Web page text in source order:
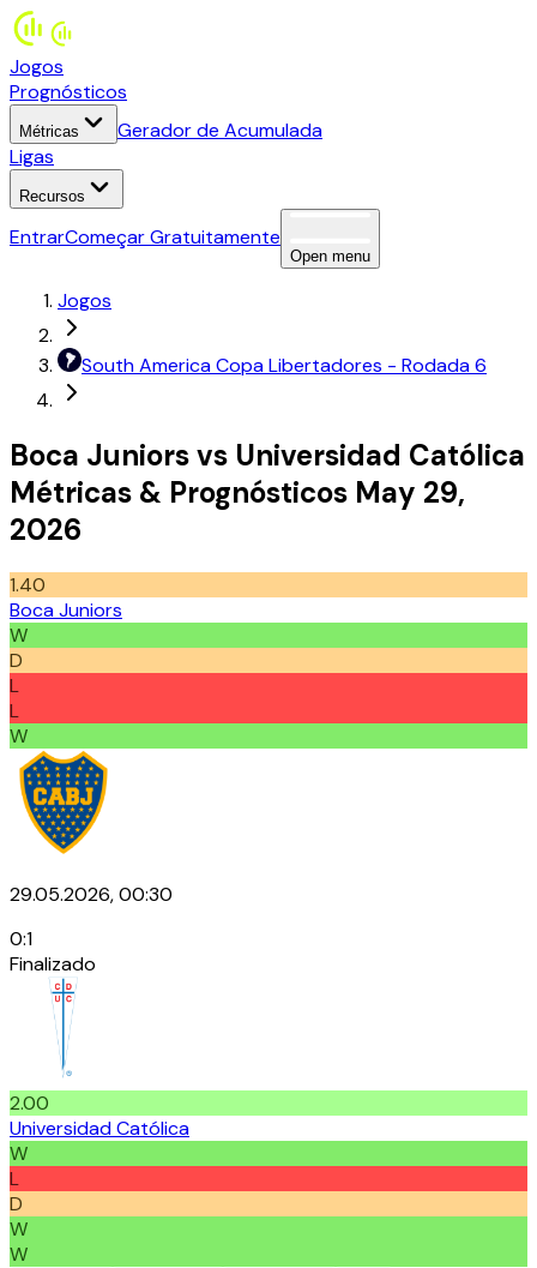
Jogos
Prognósticos
Métricas
Gerador de Acumulada
Ligas
Recursos
EntrarComeçar Gratuitamente
Open menu
Jogos
South AmericaCopa Libertadores - Rodada 6
Boca Juniorsvs Universidad Católica
Métricas & Prognósticos May 29,
2026
1.40
Boca Juniors
W
D
L
L
W
29.05.2026, 00:30
0:1
Finalizado
2.00
Universidad Católica
W
L
D
W
W